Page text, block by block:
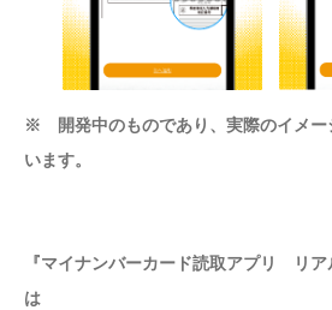
※ 開発中のものであり、実際のイメー
います。
『マイナンバーカード読取アプリ リ
は